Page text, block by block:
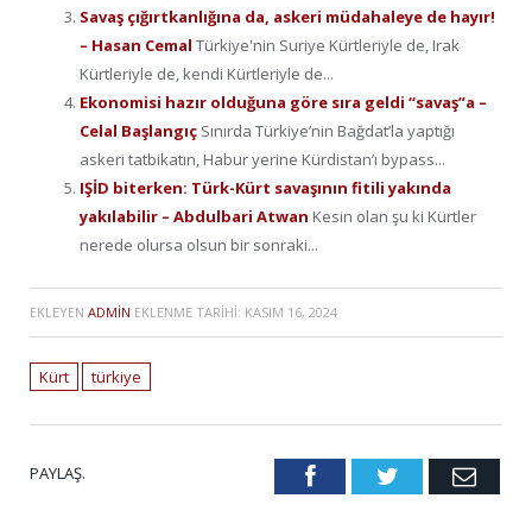
Savaş çığırtkanlığına da, askeri müdahaleye de hayır!
– Hasan Cemal Türkiye'nin Suriye Kürtleriyle de, Irak
Kürtleriyle de, kendi Kürtleriyle de...
Ekonomisi hazır olduğuna göre sıra geldi “savaş”a –
Celal Başlangıç Sınırda Türkiye’nin Bağdat’la yaptığı
askeri tatbikatın, Habur yerine Kürdistan’ı bypass...
IŞİD biterken: Türk-Kürt savaşının fitili yakında
yakılabilir – Abdulbari Atwan Kesin olan şu ki Kürtler
nerede olursa olsun bir sonraki...
EKLEYEN ADMIN EKLENME TARIHI: KASIM 16, 2024
Kürt türkiye
PAYLAŞ. FacebookTwitter Email